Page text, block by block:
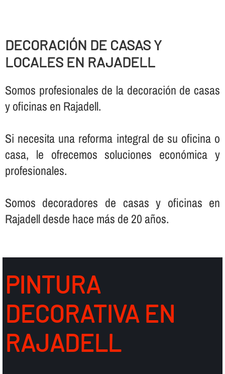
DECORACIÓN DE CASAS Y
LOCALES EN RAJADELL
Somos profesionales de la decoración de casas
y oficinas en Rajadell.
Si necesita una reforma integral de su oficina o
casa, le ofrecemos soluciones económica y
profesionales.
Somos decoradores de casas y oficinas en
Rajadell desde hace más de 20 años.
PINTURA
DECORATIVA EN
RAJADELL